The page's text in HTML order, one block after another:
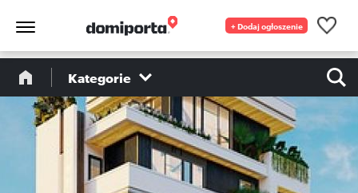
+ Dodaj ogłoszenie
Kategorie